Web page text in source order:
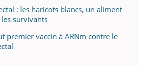
: les haricots blancs, un aliment
survivants
premier vaccin à ARNm contre le